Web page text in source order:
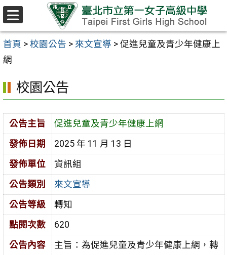
跳至主要內容區
首頁 > 校園公告 > 來文宣導 > 促進兒童及青少年健康上
網
校園公告
公告主旨
促進兒童及青少年健康上網
發佈日期
2025 年 11 月 13 日
發佈單位
資訊組
公告類別
來文宣導
公告等級
轉知
點閱次數
620
公告內容
主旨：為促進兒童及青少年健康上網，轉
選
單